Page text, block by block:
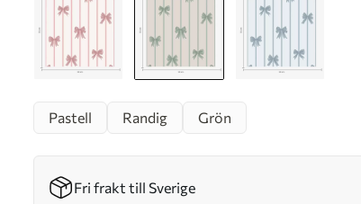
Pastell Randig Grön
Fri frakt till Sverige